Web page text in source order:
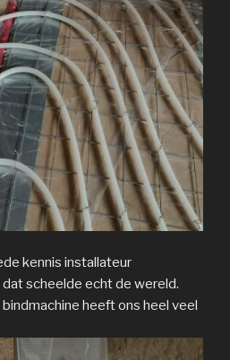
kennis installateur
scheelde echt de wereld.
heeft ons heel veel